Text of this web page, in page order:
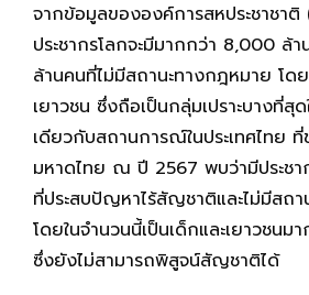
จากข้อมูลขององค์การสหประชาชาติ
ประชากรโลกจะมีมากกว่า 8,000 ล้
ล้านคนที่ไม่มีสถานะทางกฎหมาย โดย
เยาวชน ซึ่งถือเป็นกลุ่มเปราะบางที่สุ
เดียวกับสถานการณ์ในประเทศไทย
มหาดไทย ณ ปี 2567 พบว่ามีประช
ที่ประสบปัญหาไร้สัญชาติและไม่มีสถา
โดยในจำนวนนี้เป็นเด็กและเยาวชน
ซึ่งยังไม่สามารถพิสูจน์สัญชาติได้